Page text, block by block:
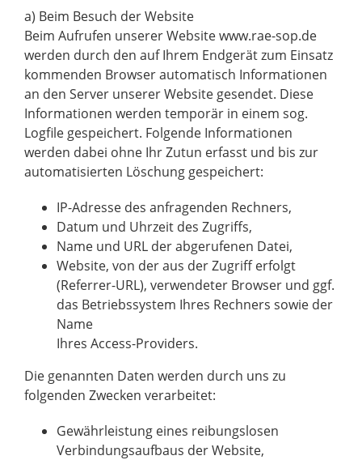
a) Beim Besuch der Website
Beim Aufrufen unserer Website www.rae-sop.de
werden durch den auf Ihrem Endgerät zum Einsatz
kommenden Browser automatisch Informationen
an den Server unserer Website gesendet. Diese
Informationen werden temporär in einem sog.
Logfile gespeichert. Folgende Informationen
werden dabei ohne Ihr Zutun erfasst und bis zur
automatisierten Löschung gespeichert:
IP-Adresse des anfragenden Rechners,
Datum und Uhrzeit des Zugriffs,
Name und URL der abgerufenen Datei,
Website, von der aus der Zugriff erfolgt
(Referrer-URL), verwendeter Browser und ggf.
das Betriebssystem Ihres Rechners sowie der
Name
Ihres Access-Providers.
Die genannten Daten werden durch uns zu
folgenden Zwecken verarbeitet:
Gewährleistung eines reibungslosen
Verbindungsaufbaus der Website,